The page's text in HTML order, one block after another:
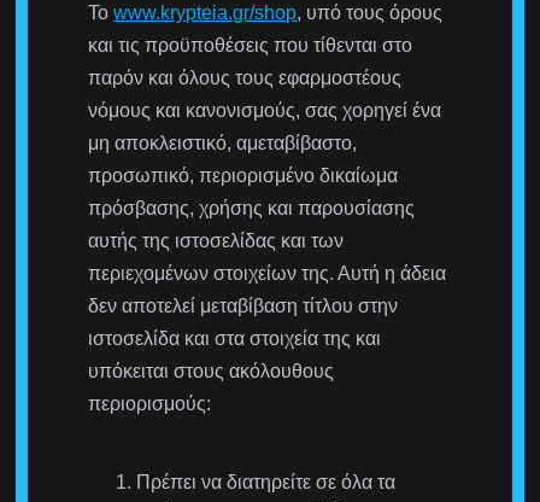
Τοwww.krypteia.gr/shop, υπό τους όρους
και τις προϋποθέσεις που τίθενται στο
παρόν και όλους τους εφαρμοστέους
νόμους και κανονισμούς, σας χορηγεί ένα
μη αποκλειστικό, αμεταβίβαστο,
προσωπικό, περιορισμένο δικαίωμα
πρόσβασης, χρήσης και παρουσίασης
αυτής της ιστοσελίδας και των
περιεχομένων στοιχείων της. Αυτή η άδεια
δεν αποτελεί μεταβίβαση τίτλου στην
ιστοσελίδα και στα στοιχεία της και
υπόκειται στους ακόλουθους
περιορισμούς:
Πρέπει να διατηρείτε σε όλα τα